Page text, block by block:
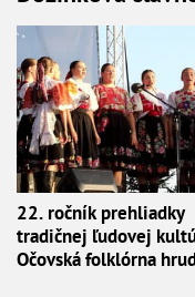
22. ročník prehliadky
tradičnej ľudovej
Očovská folklórna